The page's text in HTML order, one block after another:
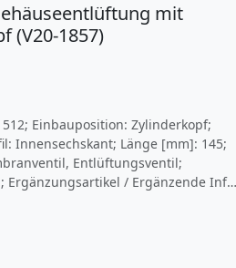
mit
(V20-1857)
Einbauposition: Zylinderkopf;
Innensechskant; Länge [mm]: 145;
Entlüftungsventil;
Ergänzungsartikel / Ergänzende Info
95; Betriebsart: druckgesteuert;
Info: mit Dichtung; Empfohlenes
des Fahrzeugherstellers
6.6; Material Dichtung: FPM